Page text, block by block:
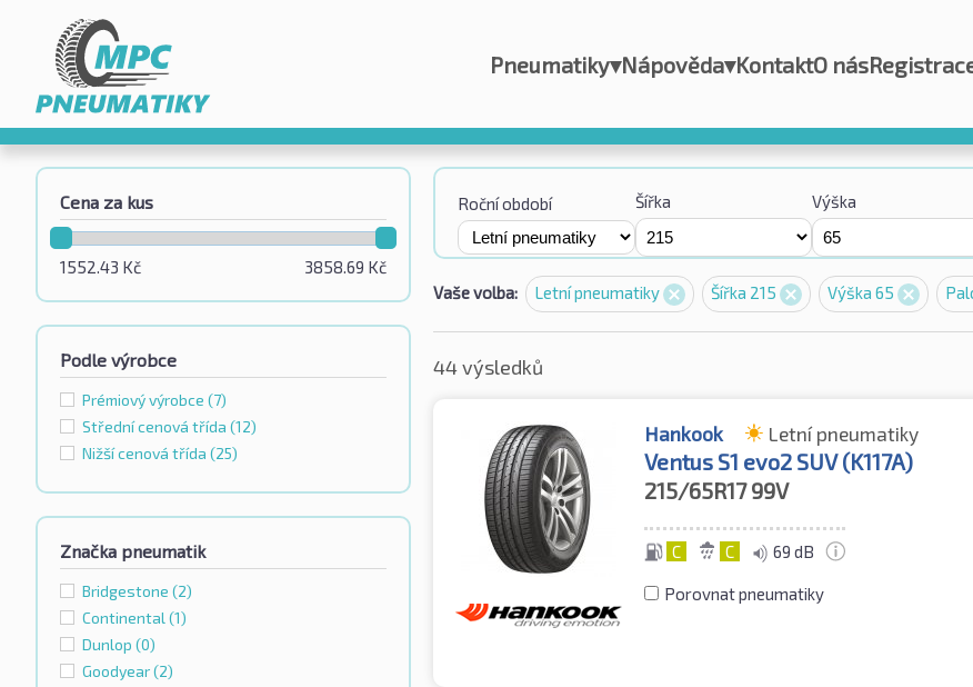
Pneumatiky▾Nápověda▾KontaktO nás
Cena za kus
3858.69 Kč
1552.43 Kč
Podle výrobce
Prémiový výrobce (7)
Střední cenová třída (12)
Nižší cenová třída (25)
Značka pneumatik
Bridgestone (2)
Continental (1)
Dunlop (0)
Goodyear(2)
Roční období Šířka Výška
Vaše volba: Letní pneumatiky Šířka 215 Výška 65
44 výsledků
Hankook Letní pneumatiky
Ventus S1 evo2 SUV (K117A)
215/65R1799V
C C 69 dB
Porovnat pneumatiky